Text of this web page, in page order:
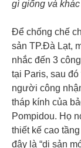
gì giống và
Để chống chế
sản TP.Đà Lạt,
nhắc đến 3
tại Paris, sau
người công
tháp kính của
Pompidou. Họ
thiết kế cao
đây là “di sản